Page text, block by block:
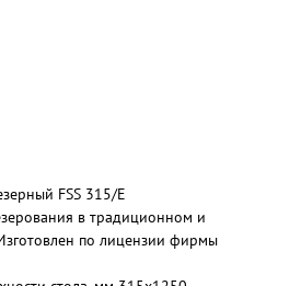
FSS 315/E
в традиционном и
по лицензии фирмы